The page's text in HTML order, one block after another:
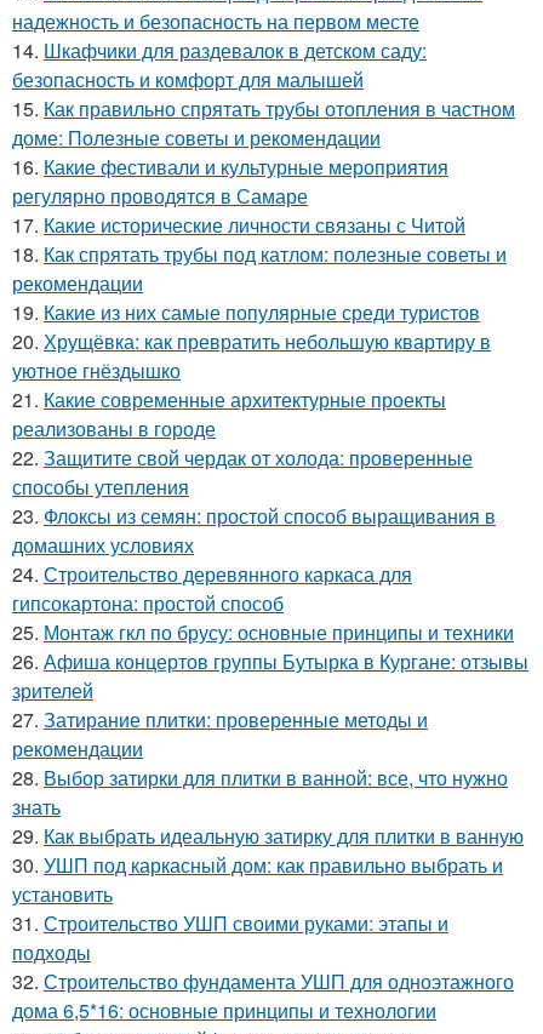
надежность и безопасность на первом месте
14. Шкафчики для раздевалок в детском саду:
безопасность и комфорт для малышей
15. Как правильно спрятать трубы отопления в частном
доме: Полезные советы и рекомендации
16. Какие фестивали и культурные мероприятия
регулярно проводятся в Самаре
17. Какие исторические личности связаны с Читой
18. Как спрятать трубы под катлом: полезные советы и
рекомендации
19. Какие из них самые популярные среди туристов
20. Хрущёвка: как превратить небольшую квартиру в
уютное гнёздышко
21. Какие современные архитектурные проекты
реализованы в городе
22. Защитите свой чердак от холода: проверенные
способы утепления
23. Флоксы из семян: простой способ выращивания в
домашних условиях
24. Строительство деревянного каркаса для
гипсокартона: простой способ
25. Монтаж гкл по брусу: основные принципы и техники
26. Афиша концертов группы Бутырка в Кургане: отзывы
зрителей
27. Затирание плитки: проверенные методы и
рекомендации
28. Выбор затирки для плитки в ванной: все, что нужно
знать
29. Как выбрать идеальную затирку для плитки в ванную
30. УШП под каркасный дом: как правильно выбрать и
установить
31. Строительство УШП своими руками: этапы и
подходы
32. Строительство фундамента УШП для одноэтажного
дома 6,5*16: основные принципы и технологии